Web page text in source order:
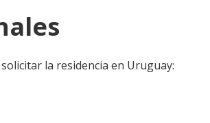
la residencia en Uruguay: